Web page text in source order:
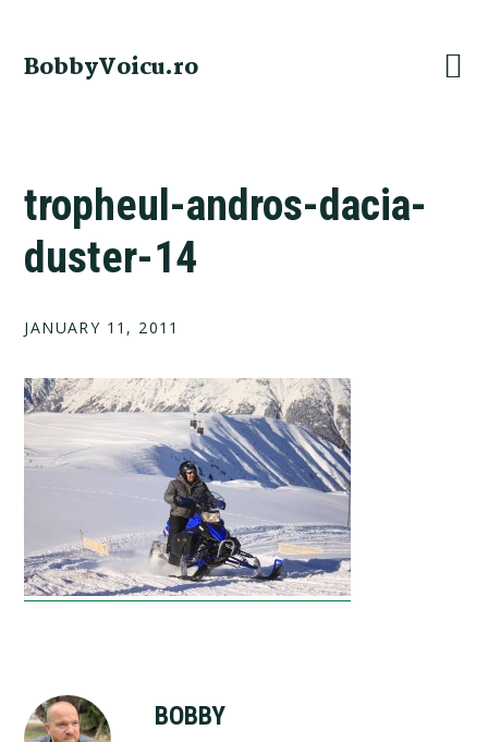
primary
main
primary
footer
BobbyVoicu.ro
tropheul-andros-dacia-
duster-14
JANUARY 11, 2011
BOBBY